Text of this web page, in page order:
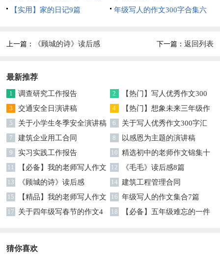
【实用】家的日记9篇
年级写人的作文300字合集六
上一篇： 《顾城的诗》读后感 下一篇： 返回列表
最新推荐
1 调查研究工作报告 2
【热门】写人优秀作文300
字集合7篇
3 交通安全日演讲稿 4
【热门】想象未来三年级作
文汇编7篇
5 关于小学生冬季安全演讲稿 6
关于写人优秀作文300字汇
编六篇
7 建筑企业用工合同 8 以感恩为主题的演讲稿
9 实习实践工作报告 10 精选初中的老师作文锦集十
篇
11
【必备】我的老师写人作文
集合八篇
12 《毛毛》读后感8篇
13 《顾城的诗》读后感 14 建筑工程管理合同
15
【精品】我的老师写人作文
集合5篇
16 年级写人的作文集合7篇
17
关于四年级写春节的作文4
18
【必备】五年级难忘的一件
猜你喜欢